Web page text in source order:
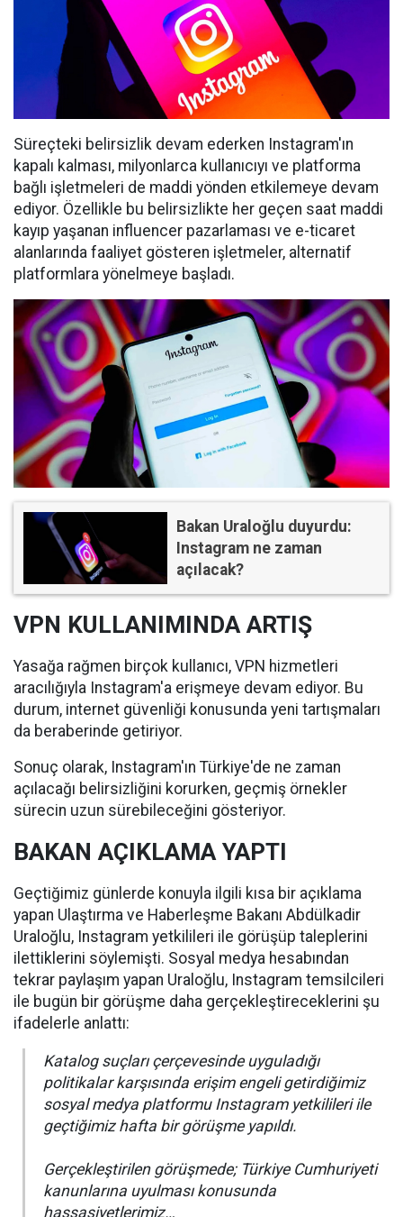
Süreçteki belirsizlik devam ederken Instagram'ın
kapalı kalması, milyonlarca kullanıcıyı ve platforma
bağlı işletmeleri de maddi yönden etkilemeye devam
ediyor. Özellikle bu belirsizlikte her geçen saat maddi
kayıp yaşanan influencer pazarlaması ve e-ticaret
alanlarında faaliyet gösteren işletmeler, alternatif
platformlara yönelmeye başladı.
Bakan Uraloğlu duyurdu:
Instagram ne zaman
açılacak?
VPN KULLANIMINDA ARTIŞ
Yasağa rağmen birçok kullanıcı, VPN hizmetleri
aracılığıyla Instagram'a erişmeye devam ediyor. Bu
durum, internet güvenliği konusunda yeni tartışmaları
da beraberinde getiriyor.
Sonuç olarak, Instagram'ın Türkiye'de ne zaman
açılacağı belirsizliğini korurken, geçmiş örnekler
sürecin uzun sürebileceğini gösteriyor.
BAKAN AÇIKLAMA YAPTI
Geçtiğimiz günlerde konuyla ilgili kısa bir açıklama
yapan Ulaştırma ve Haberleşme Bakanı Abdülkadir
Uraloğlu, Instagram yetkilileri ile görüşüp taleplerini
ilettiklerini söylemişti. Sosyal medya hesabından
tekrar paylaşım yapan Uraloğlu, Instagram temsilcileri
ile bugün bir görüşme daha gerçekleştireceklerini şu
ifadelerle anlattı:
Katalog suçları çerçevesinde uyguladığı
politikalar karşısında erişim engeli getirdiğimiz
sosyal medya platformu Instagram yetkilileri ile
geçtiğimiz hafta bir görüşme yapıldı.
Gerçekleştirilen görüşmede; Türkiye Cumhuriyeti
kanunlarına uyulması konusunda
hassasiyetlerimiz…